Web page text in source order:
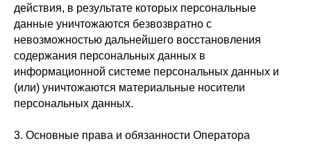
действия, в результате которых персональные
данные уничтожаются безвозвратно с
невозможностью дальнейшего восстановления
содержания персональных данных в
информационной системе персональных данных и
(или) уничтожаются материальные носители
персональных данных.
3. Основные права и обязанности Оператора